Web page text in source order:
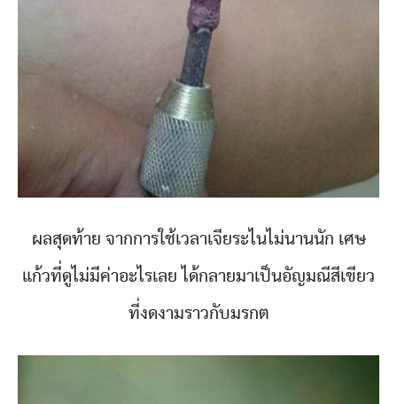
ผลสุดท้าย จากการใช้เวลาเจียระไนไม่นานนัก เศษ
แก้วที่ดูไม่มีค่าอะไรเลย ได้กลายมาเป็นอัญมณีสีเขียว
ที่งดงามราวกับมรกต